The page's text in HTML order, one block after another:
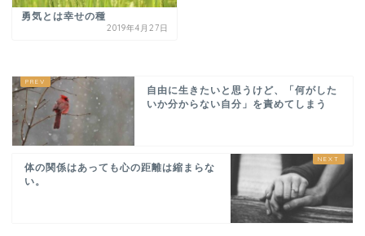
勇気とは幸せの種
2019年4月27日
自由に生きたいと思うけど、「何がした
いか分からない自分」を責めてしまう
体の関係はあっても心の距離は縮まらな
い。